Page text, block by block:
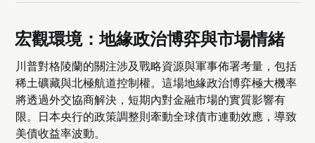
宏觀環境：地緣政治博弈與市場情緒
川普對格陵蘭的關注涉及戰略資源與軍事佈署考量，包括
稀土礦藏與北極航道控制權。這場地緣政治博弈極大機率
將透過外交協商解決，短期內對金融市場的實質影響有
限。日本央行的政策調整則牽動全球債市連動效應，導致
美債收益率波動。